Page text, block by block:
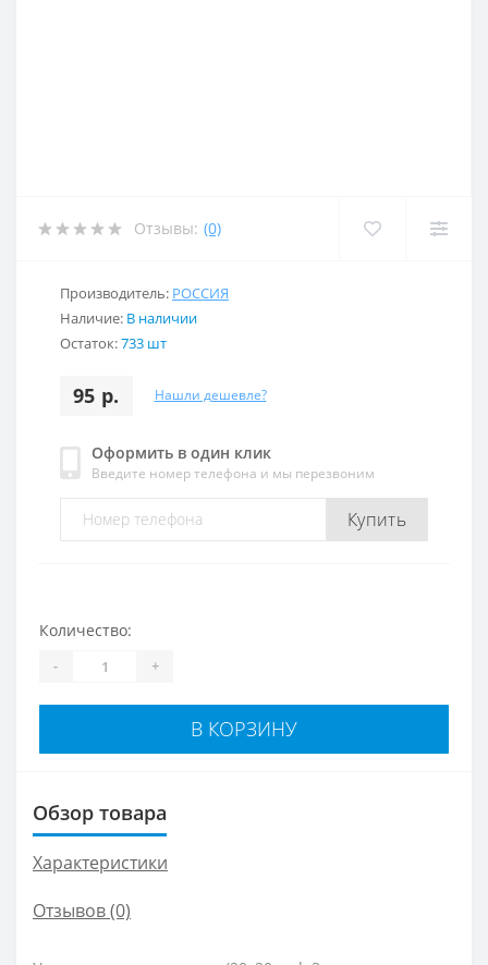
Отзывы: (0)
Производитель: РОССИЯ
Наличие: В наличии
Остаток:733 шт
95 р. Нашли дешевле?
Оформить в один клик
Введите номер телефона и мы перезвоним
Купить
Количество:
- +
В КОРЗИНУ
Обзор товара
Характеристики
Отзывов (0)